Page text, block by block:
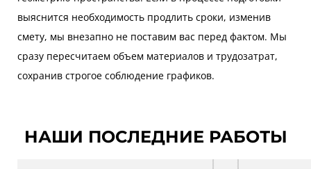
выяснится необходимость продлить сроки, изменив
смету, мы внезапно не поставим вас перед фактом. Мы
сразу пересчитаем объем материалов и трудозатрат,
сохранив строгое соблюдение графиков.
НАШИ ПОСЛЕДНИЕ РАБОТЫ